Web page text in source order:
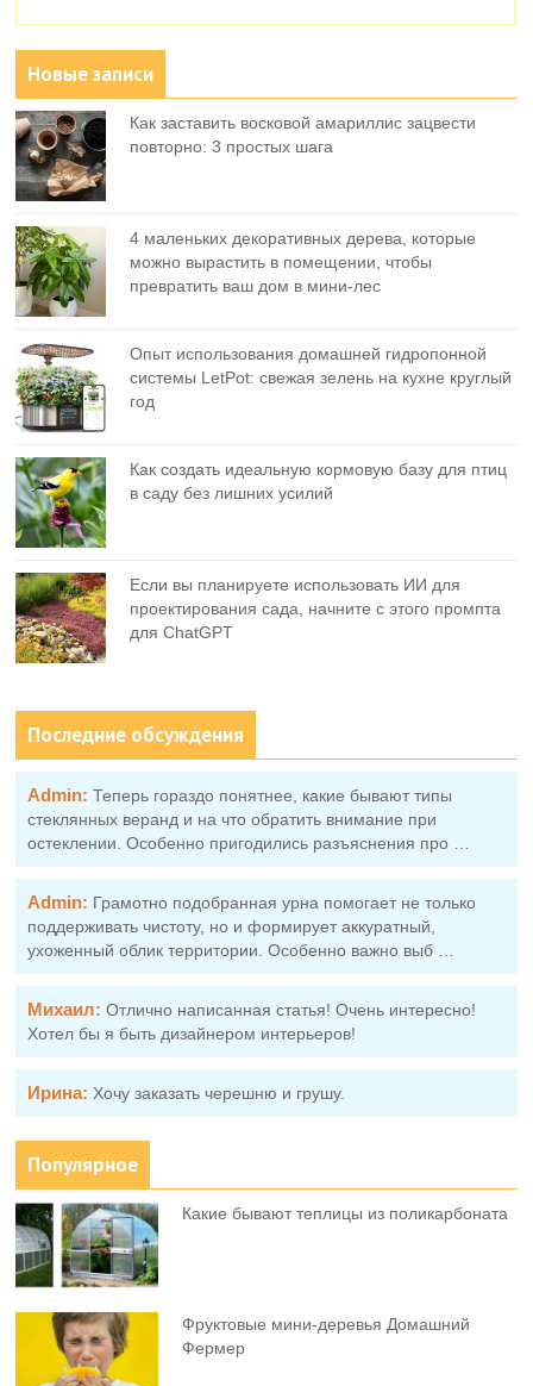
Новые записи
Как заставить восковой амариллис зацвести
повторно: 3 простых шага
4 маленьких декоративных дерева, которые
можно вырастить в помещении, чтобы
превратить ваш дом в мини-лес
Опыт использования домашней гидропонной
системы LetPot: свежая зелень на кухне круглый
год
Как создать идеальную кормовую базу для птиц
в саду без лишних усилий
Если вы планируете использовать ИИ для
проектирования сада, начните с этого промпта
для ChatGPT
Последние обсуждения
Admin: Теперь гораздо понятнее, какие бывают типы
стеклянных веранд и на что обратить внимание при
остеклении. Особенно пригодились разъяснения про …
Admin: Грамотно подобранная урна помогает не только
поддерживать чистоту, но и формирует аккуратный,
ухоженный облик территории. Особенно важно выб …
Михаил: Отлично написанная статья! Очень интересно!
Хотел бы я быть дизайнером интерьеров!
Ирина: Хочу заказать черешню и грушу.
Популярное
Какие бывают теплицы из поликарбоната
Фруктовыe мини-деревья Домашний
Фермер